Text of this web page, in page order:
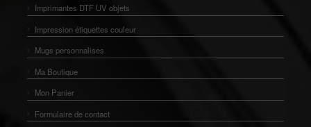
Imprimantes DTF UV objets
Impression étiquettes couleur
Mugs personnalises
Ma Boutique
Mon Panier
Formulaire de contact